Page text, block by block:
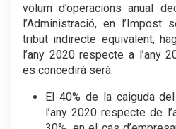
volum d’operacions anual
l’Administració, en
tribut indirecte equivalent,
l’any 2020 respecte a l’any
es concedirà serà:
El 40% de la caiguda
l’any 2020 respecte de